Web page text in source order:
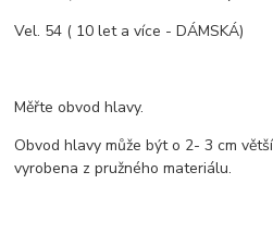
Vel. 54 ( 10 let a více - DÁMSKÁ)
Měřte obvod hlavy.
Obvod hlavy může být o 2- 3 cm
vyrobena z pružného materiálu.